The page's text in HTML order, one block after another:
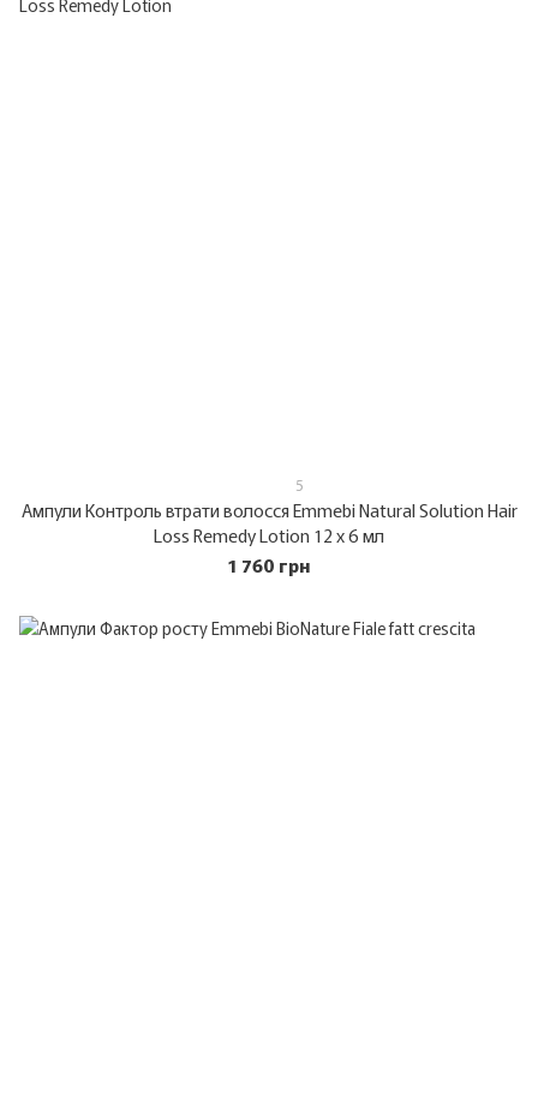
5
Ампули Контроль втрати волосся Emmebi Natural Solution Hair
Loss Remedy Lotion 12 х 6 мл
1 760 грн